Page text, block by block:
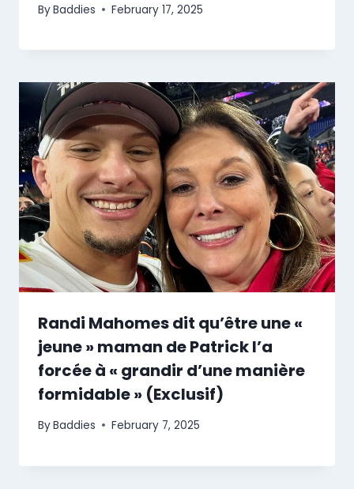
ByBaddies February 17, 2025
Randi Mahomes dit qu’être une «
jeune » maman de Patrick l’a
forcée à « grandir d’une manière
formidable » (Exclusif)
ByBaddies February 7, 2025